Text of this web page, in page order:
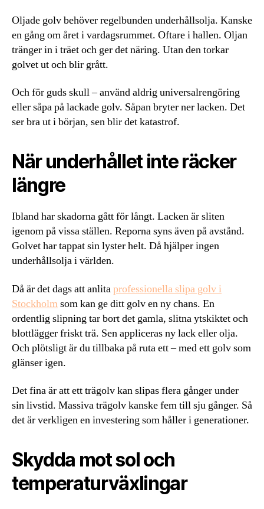
Oljade golv behöver regelbunden underhållsolja. Kanske
en gång om året i vardagsrummet. Oftare i hallen. Oljan
tränger in i träet och ger det näring. Utan den torkar
golvet ut och blir grått.
Och för guds skull – använd aldrig universalrengöring
eller såpa på lackade golv. Såpan bryter ner lacken. Det
ser bra ut i början, sen blir det katastrof.
När underhållet inte räcker
längre
Ibland har skadorna gått för långt. Lacken är sliten
igenom på vissa ställen. Reporna syns även på avstånd.
Golvet har tappat sin lyster helt. Då hjälper ingen
underhållsolja i världen.
Då är det dags att anlitaprofessionella slipa golv i
Stockholmsom kan ge ditt golv en ny chans. En
ordentlig slipning tar bort det gamla, slitna ytskiktet och
blottlägger friskt trä. Sen appliceras ny lack eller olja.
Och plötsligt är du tillbaka på ruta ett – med ett golv som
glänser igen.
Det fina är att ett trägolv kan slipas flera gånger under
sin livstid. Massiva trägolv kanske fem till sju gånger. Så
det är verkligen en investering som håller i generationer.
Skydda mot sol och
temperaturväxlingar